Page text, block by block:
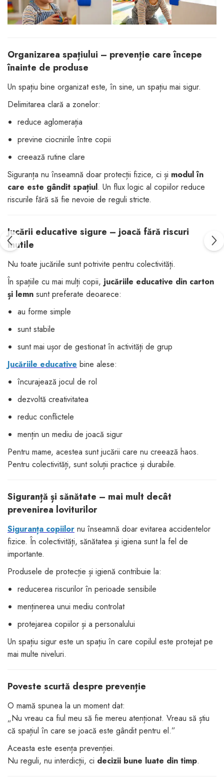
Organizarea spațiului – prevenție care începe
înainte de produse
Un spațiu bine organizat este, în sine, un spațiu mai sigur.
Delimitarea clară a zonelor:
reduce aglomerația
previne ciocnirile între copii
creează rutine clare
Siguranța nu înseamnă doar protecții fizice, ci și modul în
care este gândit spațiul. Un flux logic al copiilor reduce
riscurile fără să fie nevoie de reguli stricte.
Jucării educative sigure – joacă fără riscuri
inutile
Nu toate jucăriile sunt potrivite pentru colectivități.
În spațiile cu mai mulți copii, jucăriile educative din carton
și lemn sunt preferate deoarece:
au forme simple
sunt stabile
sunt mai ușor de gestionat în activități de grup
Jucăriile educative bine alese:
încurajează jocul de rol
dezvoltă creativitatea
reduc conflictele
mențin un mediu de joacă sigur
Pentru mame, acestea sunt jucării care nu creează haos.
Pentru colectivități, sunt soluții practice și durabile.
Siguranță și sănătate – mai mult decât
prevenirea loviturilor
Siguranța copiilor nu înseamnă doar evitarea accidentelor
fizice. În colectivități, sănătatea și igiena sunt la fel de
importante.
Produsele de protecție și igienă contribuie la:
reducerea riscurilor în perioade sensibile
menținerea unui mediu controlat
protejarea copiilor și a personalului
Un spațiu sigur este un spațiu în care copilul este protejat pe
mai multe niveluri.
Poveste scurtă despre prevenție
O mamă spunea la un moment dat:
„Nu vreau ca fiul meu să fie mereu atenționat. Vreau să știu
că spațiul în care se joacă este gândit pentru el.”
Aceasta este esența prevenției.
Nu reguli, nu interdicții, ci decizii bune luate din timp.